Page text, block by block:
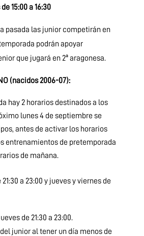
15:00 a 16:30
pasada las junior competirán en
podrán apoyar
que jugará en 2ª aragonesa.
(nacidos 2006-07):
hay 2 horarios destinados a los
lunes 4 de septiembre se
antes de activar los horarios
entrenamientos de pretemporada
de mañana.
21:30 a 23:00 y jueves y viernes de
de 21:30 a 23:00.
junior al tener un día menos de